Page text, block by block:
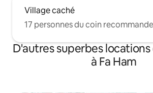
Village caché
17 personnes du coin
D'autres superbes
à Fa Ham